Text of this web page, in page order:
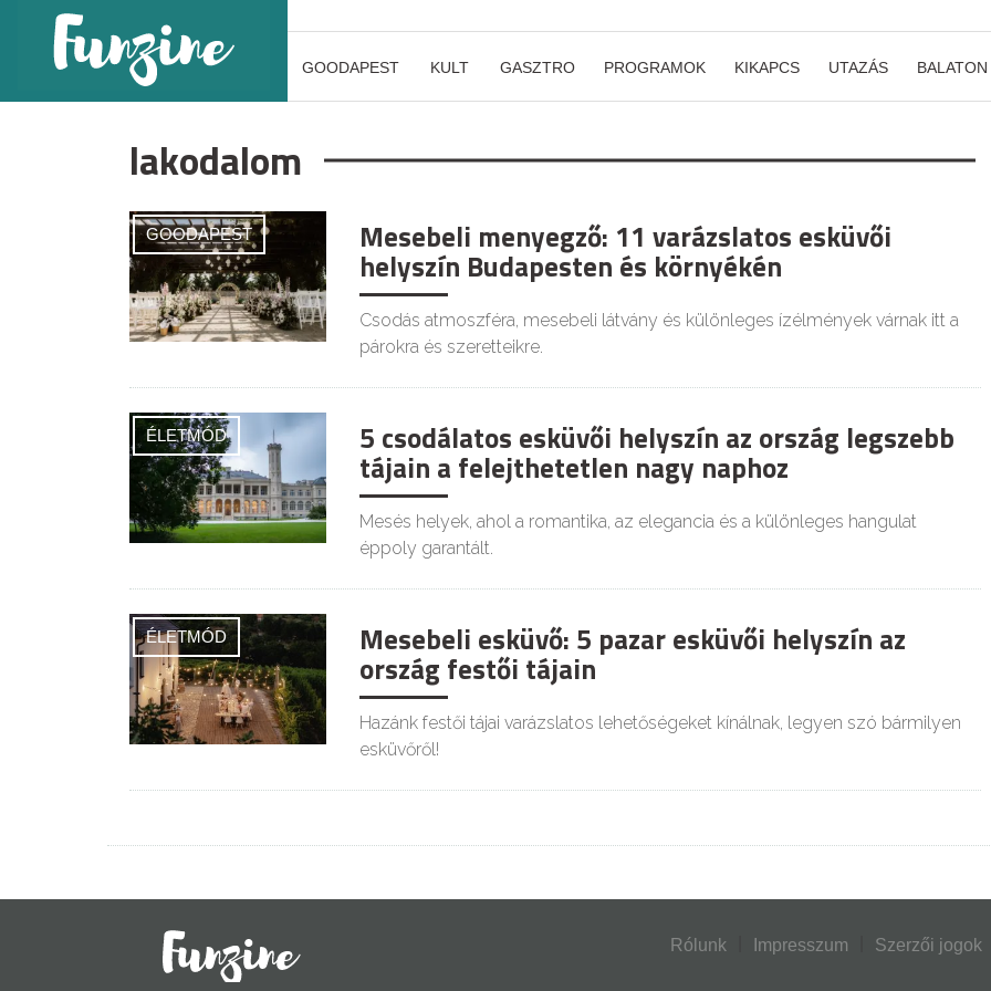
GOODAPEST KULT GASZTRO PROGRAMOK KIKAPCS UTAZÁS BALATON
lakodalom
GOODAPEST Mesebeli menyegző: 11 varázslatos esküvői
helyszín Budapesten és környékén
Csodás atmoszféra, mesebeli látvány és különleges ízélmények várnak itt a
párokra és szeretteikre.
ÉLETMÓD 5 csodálatos esküvői helyszín az ország legszebb
tájain a felejthetetlen nagy naphoz
Mesés helyek, ahol a romantika, az elegancia és a különleges hangulat
éppoly garantált.
ÉLETMÓD Mesebeli esküvő: 5 pazar esküvői helyszín az
ország festői tájain
Hazánk festői tájai varázslatos lehetőségeket kínálnak, legyen szó bármilyen
esküvőről!
Rólunk Impresszum Szerzői jogok